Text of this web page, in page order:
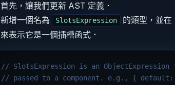
首先，讓我們更新 AST 定義．
新增一個名為
SlotsExpression 的類型，並在
來表示它是一個插槽函式．
// SlotsExpression is an
// passed to a component. e.g., {